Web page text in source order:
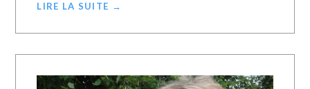
LIRE LA SUITE →